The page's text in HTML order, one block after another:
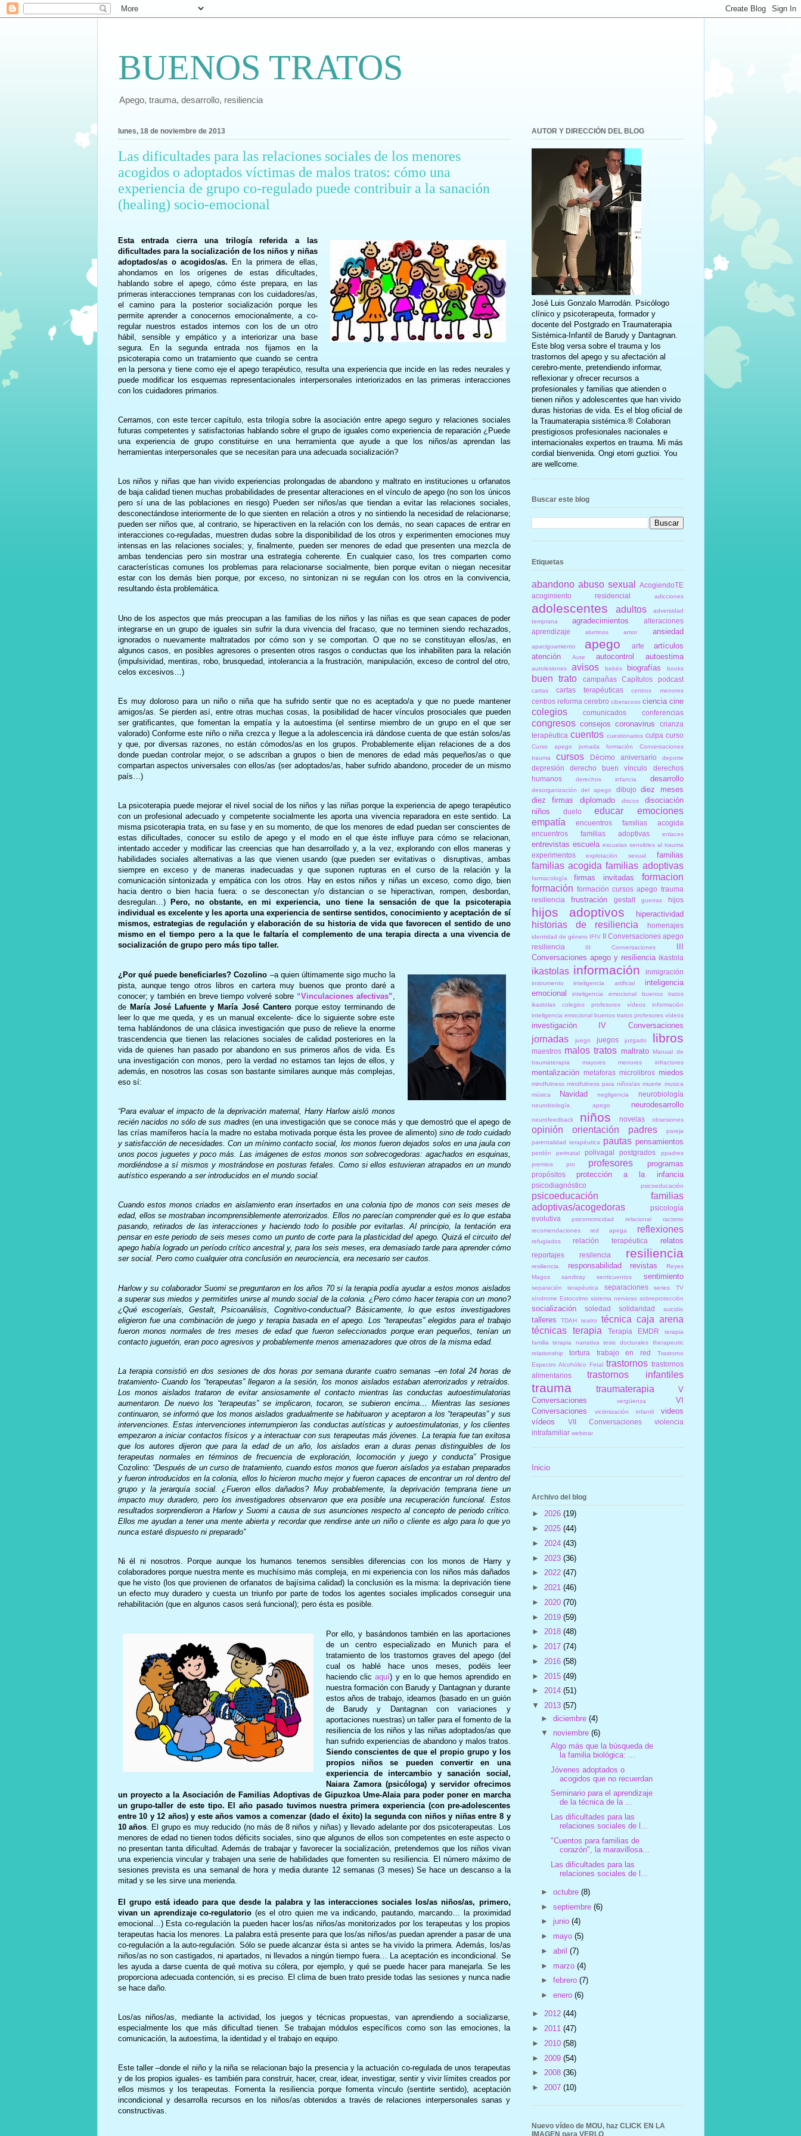
BUENOS TRATOS
Apego, trauma, desarrollo, resiliencia
lunes, 18 de noviembre de 2013
Las dificultades para las relaciones sociales de los menores
acogidos o adoptados víctimas de malos tratos: cómo una
experiencia de grupo co-regulado puede contribuir a la sanación
(healing) socio-emocional
Esta entrada cierra una trilogía referida a las
dificultades para la socialización de los niños y niñas
adoptados/as o acogidos/as. En la primera de ellas,
ahondamos en los orígenes de estas dificultades,
hablando sobre el apego, cómo éste prepara, en las
primeras interacciones tempranas con los cuidadores/as,
el camino para la posterior socialización porque les
permite aprender a conocernos emocionalmente, a co-
regular nuestros estados internos con los de un otro
hábil, sensible y empático y a interiorizar una base
segura. En la segunda entrada nos fijamos en la
psicoterapia como un tratamiento que cuando se centra
en la persona y tiene como eje el apego terapéutico, resulta una experiencia que incide en las redes neurales y
puede modificar los esquemas representacionales interpersonales interiorizados en las primeras interacciones
con los cuidadores primarios.
Cerramos, con este tercer capítulo, esta trilogía sobre la asociación entre apego seguro y relaciones sociales
futuras competentes y satisfactorias hablando sobre el grupo de iguales como experiencia de reparación ¿Puede
una experiencia de grupo constituirse en una herramienta que ayude a que los niños/as aprendan las
herramientas interpersonales que se necesitan para una adecuada socialización?
Los niños y niñas que han vivido experiencias prolongadas de abandono y maltrato en instituciones u orfanatos
de baja calidad tienen muchas probabilidades de presentar alteraciones en el vínculo de apego (no son los únicos
pero sí una de las poblaciones en riesgo) Pueden ser niños/as que tiendan a evitar las relaciones sociales,
desconectándose interiormente de lo que sienten en relación a otros y no sintiendo la necesidad de relacionarse;
pueden ser niños que, al contrario, se hiperactiven en la relación con los demás, no sean capaces de entrar en
interacciones co-reguladas, muestren dudas sobre la disponibilidad de los otros y experimenten emociones muy
intensas en las relaciones sociales; y, finalmente, pueden ser menores de edad que presenten una mezcla de
ambas tendencias pero sin mostrar una estrategia coherente. En cualquier caso, los tres comparten como
características comunes los problemas para relacionarse socialmente, bien porque evitan o niegan necesitar
estar con los demás bien porque, por exceso, no sintonizan ni se regulan con los otros en la convivencia,
resultando ésta problemática.
Uno de los aspectos que más preocupan a las familias de los niños y las niñas es que sean capaces de poder
integrarse en un grupo de iguales sin sufrir la dura vivencia del fracaso, que no terminen siendo rechazados,
ignorados o nuevamente maltratados por cómo son y se comportan. O que no se constituyan ellos/as, en
algunos casos, en posibles agresores o presenten otros rasgos o conductas que los inhabiliten para la relación
(impulsividad, mentiras, robo, brusquedad, intolerancia a la frustración, manipulación, exceso de control del otro,
celos excesivos…)
Es muy doloroso para un niño o niña que ha sufrido sentir que no es aceptado/a y que no puede mantener
amigos/as. Se pierden así, entre otras muchas cosas, la posibilidad de hacer vínculos prosociales que pueden
ser gratificantes, que fomentan la empatía y la autoestima (el sentirse miembro de un grupo en el que ser
valorado) Conforme este niño o niña crezca y llegue a la adolescencia irá dándose cuenta de que están solos/as
y que, por diversas razones, no están cómodos/as en los grupos. Probablemente elijan relaciones de a dos
donde puedan controlar mejor, o se adscriban a grupos o bien de menores de edad más pequeños/as o que
compartan aspectos universales con ellos/as (ser adoptados/as, haber sufrido abandono, proceder de un mismo
país…)
La psicoterapia puede mejorar el nivel social de los niños y las niñas porque la experiencia de apego terapéutico
con un profesional adecuado y competente socialmente les aporta una vivencia reparadora en este sentido. La
misma psicoterapia trata, en su fase y en su momento, de que los menores de edad puedan ser conscientes de
estas dificultades, conocer su estilo de apego y el modo en el que éste influye para cómo se relacionan,
intentado acceder y modificar las creencias que han desarrollado y, a la vez, explorando con ellos maneras y
habilidades sociales alternativas a las que vienen usando (que pueden ser evitativas o
disruptivas, ambas
siempre en exceso y de maneras inadecuadas y que suponen rupturas en el curso de la relación y la
comunicación sintonizada y empática con los otros. Hay en estos niños y niñas un exceso, como digo, bien
hacia dentro o bien hacia fuera: o se desconectan y/o distancian o se hiperactivan, rompen, desbordan,
desregulan…)
Pero, no obstante, en mi experiencia, uno tiene la sensación de que la psicoterapia
individual es excelente y les aporta una experiencia de sentirse sentidos, conocimiento y aceptación de sí
mismos, estrategias de regulación y elaboración de su historia de vida que favorecen el sentido de uno
mismo en el tiempo pero a la que le faltaría el complemento de una terapia directa a una vivencia de
socialización de grupo pero más tipo taller.
¿Por qué puede beneficiarles? Cozolino –a quien últimamente sigo mucho la
pista, aunque tengo otros libros en cartera muy buenos que pronto daré a
conocer; y también en breve tiempo volveré sobre “Vinculaciones afectivas”
de María José Lafuente y María José Canteroporque estoy terminando de
leer lo que me queda, y es un manual excelente- dice lo siguiente sobre este
tema hablándonos de una clásica investigación que puso de relieve la enorme
trascendencia que tienen las relaciones sociales de calidad posteriores en la
vida de quienes han pasado por abandono en sus primeros años de vida. Es
una investigación con monos, pero la verdad no estamos tan lejos de ellos, y
además, en nosotros las cosas son bastante similares aunque más complejas,
eso sí:
“Para evaluar el impacto de la deprivación maternal, Harry Harlow aisló monos
recién nacidos no sólo de sus madres (en una investigación que se conoce más y que demostró que el apego de
las crías mamíferos hacía la madre no estaba motivada porque ésta les provee de alimento) sino de todo cuidado
y satisfacción de necesidades. Con un mínimo contacto social, los monos fueron dejados solos en una jaula con
unos pocos juguetes y poco más. Las imágenes de estos monos son sobrecogedoras: agachados en esquinas,
mordiéndose a sí mismos y mostrándose en posturas fetales. Como si ellos estuvieran atrapados en un mundo
autístico esperando a ser introducidos en el mundo social.
Cuando estos monos criados en aislamiento eran insertados en una colonia tipo de monos con seis meses de
edad, ellos se mostraban incomprensiblemente aterrorizados. Ellos no parecían comprender qué es lo que estaba
pasando, retirados de las interacciones y haciendo todo lo posible por evitarlas. Al principio, la tentación era
pensar en este periodo de seis meses como un punto de corte para la plasticidad del apego. Quizá el circuito del
apego había logrado un período crítico ancestral y, para los seis meses, era demasiado tarde para aprender cómo
ser social. Pero como cualquier otra conclusión en neurociencia, era necesario ser cautos.
Harlow y su colaborador Suomi se preguntaron en los años 70 si la terapia podía ayudar a estos monos aislados
a superar sus miedos y permitirles unirse al mundo social de la colonia. ¿Pero cómo hacer terapia con un mono?
¿Qué escogeríais, Gestalt, Psicoanálisis, Cognitivo-conductual? Básicamente, lo que estos investigadores
eligieron fue una combinación de juego y terapia basada en el apego. Los “terapeutas” elegidos para el trabajo
fueron monos normales de tres meses de edad que fueron seleccionados porque eran pequeños, tenían un
contacto juguetón, eran poco agresivos y probablemente menos amenazadores que otros de la misma edad.
La terapia consistió en dos sesiones de dos horas por semana durante cuatro semanas –en total 24 horas de
tratamiento- Cuando los “terapeutas” llegaron a la sesión, los monos aislados estaban aterrorizados y retraídos.
Los monos aislados trataron de evitar ansiosamente el contacto mientras las conductas autoestimulatorias
aumentaron. De nuevo los “terapeutas” se implicaron, tocaron, se subieron encima… Mientras las sesiones
continuaron, se informó que los monos aislados gradualmente se habituaron y aceptaron a los “terapeutas” y sus
intervenciones. Estas intervenciones interrumpieron las conductas autísticas y autoestimulatorias, y los clientes
empezaron a iniciar contactos físicos y a interactuar con sus terapeutas más jóvenes. La terapia fue tan exitosa
que los autores dijeron que para la edad de un año, los aislados eran a duras penas distinguibles de los
terapeutas normales en términos de frecuencia de exploración, locomoción y juego y conducta”Prosigue
Cozolino: “Después de un curso de tratamiento, cuando estos monos que fueron aislados ya estaban preparados
y fueron introducidos en la colonia, ellos lo hicieron mucho mejor y fueron capaces de encontrar un rol dentro del
grupo y la jerarquía social. ¿Fueron ellos dañados? Muy probablemente, la deprivación temprana tiene un
impacto muy duradero, pero los investigadores observaron que era posible una recuperación funcional. Estos
resultados sorprendieron a Harlow y Suomi a causa de sus asunciones respecto al concepto de periodo crítico.
Ellos me ayudan a tener una mente abierta y recordar que rendirse ante un niño o cliente es algo para lo que yo
nunca estaré dispuesto ni preparado”
Ni él ni nosotros. Porque aunque los humanos tenemos sensibles diferencias con los monos de Harry y
colaboradores porque nuestra mente es muchísimo más compleja, en mi experiencia con los niños más dañados
que he visto (los que provienen de orfanatos de bajísima calidad) la conclusión es la misma: la deprivación tiene
un efecto muy duradero y cuesta un triunfo por parte de todos los agentes sociales implicados conseguir una
rehabilitación (que en algunos casos será funcional); pero ésta es posible.
Por ello, y basándonos también en las aportaciones
de un centro especializado en Munich para el
tratamiento de los trastornos graves del apego (del
cual os hablé hace unos meses, podéis leer
haciendo clicaquí) y en lo que hemos aprendido en
nuestra formación con Barudy y Dantagnan y durante
estos años de trabajo, ideamos (basado en un guión
de Barudy y Dantagnan con variaciones y
aportaciones nuestras) un taller para el fomento de la
resiliencia de los niños y las niñas adoptados/as que
han sufrido experiencias de abandono y malos tratos.
Siendo conscientes de que el propio grupo y los
propios niños se pueden convertir en una
experiencia de intercambio y sanación social,
Naiara Zamora (psicóloga) y servidor ofrecimos
un proyecto a la Asociación de Familias Adoptivas de Gipuzkoa Ume-Alaia para poder poner en marcha
un grupo-taller de este tipo. El año pasado tuvimos nuestra primera experiencia (con pre-adolescentes
entre 10 y 12 años) y este años vamos a comenzar (dado el éxito) la segunda con niños y niñas entre 8 y
10 años. El grupo es muy reducido (no más de 8 niños y niñas) y llevado adelante por dos psicoterapeutas. Los
menores de edad no tienen todos déficits sociales, sino que algunos de ellos son competentes en este aspecto o
no presentan tanta dificultad. Además de trabajar y favorecer la socialización, pretendemos que los niños vivan
una experiencia vincular y trabajen una serie de habilidades que fomenten su resiliencia. El número máximo de
sesiones prevista es una semanal de hora y media durante 12 semanas (3 meses) Se hace un descanso a la
mitad y se les sirve una merienda.
El grupo está ideado para que desde la palabra y las interacciones sociales los/as niños/as, primero,
vivan un aprendizaje co-regulatorio (es el otro quien me va indicando, pautando, marcando… la proximidad
emocional…) Esta co-regulación la pueden hacer los/as niños/as monitorizados por los terapeutas y los propios
terapeutas hacia los menores. La palabra está presente para que los/as niños/as puedan aprender a pasar de una
co-regulación a la auto-regulación. Sólo se puede alcanzar ésta si antes se ha vivido la primera. Además, los/as
niños/as no son castigados, ni apartados, ni llevados a ningún tiempo fuera… La aceptación es incondicional. Se
les ayuda a darse cuenta de qué motiva su cólera, por ejemplo, y qué se puede hacer para manejarla. Se les
proporciona adecuada contención, si es preciso. El clima de buen trato preside todas las sesiones y nunca nadie
se hace daño.
Los/as niños/as, mediante la actividad, los juegos y técnicas propuestas, van aprendiendo a socializarse,
especialmente los que más dificultad tienen. Se trabajan módulos específicos como son las emociones, la
comunicación, la autoestima, la identidad y el trabajo en equipo.
Este taller –donde el niño y la niña se relacionan bajo la presencia y la actuación co-regulada de unos terapeutas
y de los propios iguales- es también para construir, hacer, crear, idear, investigar, sentir y vivir límites creados por
ellos mismos y los terapeutas. Fomenta la resiliencia porque fomenta vínculo (sentirte sentido), aceptación
incondicional y desarrolla recursos en los niños/as obtenidos a través de relaciones interpersonales sanas y
constructivas.
AUTOR Y DIRECCIÓN DEL BLOG
José Luis Gonzalo Marrodán. Psicólogo
clínico y psicoterapeuta, formador y
docente del Postgrado en Traumaterapia
Sistémica-Infantil de Barudy y Dantagnan.
Este blog versa sobre el trauma y los
trastornos del apego y su afectación al
cerebro-mente, pretendiendo informar,
reflexionar y ofrecer recursos a
profesionales y familias que atienden o
tienen niños y adolescentes que han vivido
duras historias de vida. Es el blog oficial de
la Traumaterapia sistémica.® Colaboran
prestigiosos profesionales nacionales e
internacionales expertos en trauma. Mi más
cordial bienvenida. Ongi etorri guztioi. You
are wellcome.
Buscar este blog
Etiquetas
abandono abuso sexual
AcogiendoTE
acogimiento residencial
adicciones
adolescentes adultos
adversidad
temprana
agradecimientos
alteraciones
aprendizaje
alumnos amor ansiedad
apaciguamiento apego arte
artículos
atención
Aute autocontrol autoestima
autolesiones avisos bebés biografías books
buen trato campañas Capítulos podcast
cartas cartas terapéuticas centros menores
centros reforma cerebro ciberacoso ciencia cine
colegios comunicados conferencias
congresos consejos coronavirus
crianza
terapéutica cuentos cuestionarios culpa curso
Curso apego jornada formación Conversaciones
trauma
cursos Décimo aniversario deporte
depresión derecho buen vínculo
derechos
humanos
derechos infancia desarrollo
desorganización del apego dibujo diez meses
diez firmas
diplomado discos
disociación
niños
duelo educar
emociones
empatía
encuentros familias acogida
encuentros familias adoptivas
enlaces
entrevistas escuela escuelas sensibles al trauma
experimentos explotación sexual familias
familias acogida familias adoptivas
farmacología firmas invitadas
formacion
formación formación cursos apego trauma
resiliencia
frustración gestalt guerras hijos
hijos adoptivos hiperactividad
historias de resiliencia homenajes
identidad de género IFIV II Conversaciones apego
resiliencia
III Conversaciones
III
Conversaciones apego y resiliencia ikastola
ikastolas información inmigración
instrumento inteligencia artificial
inteligencia
emocional
inteligencia emocional buenos tratos
ikastolas colegios profesores vídeos información
inteligencia emocional buenos tratos profesores vídeos
investigación IV Conversaciones
jornadas juego juegos juzgado libros
maestros malos tratos maltrato Manual de
traumaterapia
mayores menores infractores
mentalización metaforas microlibros miedos
mindfulness mindfulness para niños/as muerte musica
música
Navidad negligencia neurobiología
neurobiología. apego neurodesarrollo
neurofeedback niños novelas obsesiones
opinión orientación padres
pareja
parentalidad terapéutica
pautas pensamientos
perdón perinatal polivagal postgrados
ppadres
premios
pro profesores programas
propósitos protección a la infancia
psicodiagnóstico psicoeducación
psicoeducación familias
adoptivas/acogedoras
psicología
evolutiva
psicomotricidad relacional
racismo
recomendaciones
red apega reflexiones
refugiados relación terapéutica relatos
reportajes resilencia resiliencia
resiliencia. responsabilidad revistas
Reyes
Magos
sandtray senticuentos sentimiento
separación terapéutica separaciones
series TV
síndrome Estocolmo sistema nervioso sobreprotección
socialización soledad solidaridad suicidio
talleres TDAH teatro
técnica caja arena
técnicas
terapia Terapia EMDR
terapia
familia
terapia narrativa tesis doctorales
therapeutic
relationship
tortura trabajo en red
Trastorno
Espectro Alcohólico Fetal trastornos trastornos
alimentarios
trastornos infantiles
trauma traumaterapia
V
Conversaciones
vergüenza
VI
Conversaciones
victimización infantil
videos
vídeos
VII Conversaciones
violencia
intrafamiliar webinar
Inicio
Archivo del blog
► 2026 (19)
► 2025 (44)
► 2024 (43)
► 2023 (36)
► 2022 (47)
► 2021 (46)
► 2020 (70)
► 2019 (59)
► 2018 (48)
► 2017 (74)
► 2016 (58)
► 2015 (49)
► 2014 (51)
▼ 2013 (57)
►diciembre(4)
▼ noviembre(6)
Algo más que la búsqueda de
la familia biológica: ...
Jóvenes adoptados o
acogidos que no recuerdan
Seminario para el aprendizaje
de la técnica de la ...
Las dificultades para las
relaciones sociales de l...
"Cuentos para familias de
corazón", la maravillosa...
Las dificultades para las
relaciones sociales de l...
►octubre(8)
►septiembre(6)
►junio(4)
► mayo(5)
►abril(7)
► marzo(4)
►febrero(7)
►enero(6)
► 2012 (44)
► 2011 (47)
► 2010 (58)
► 2009 (54)
► 2008 (36)
► 2007 (10)
Nuevo vídeo de MOU, haz CLICK EN LA
IMAGEN para VERLO